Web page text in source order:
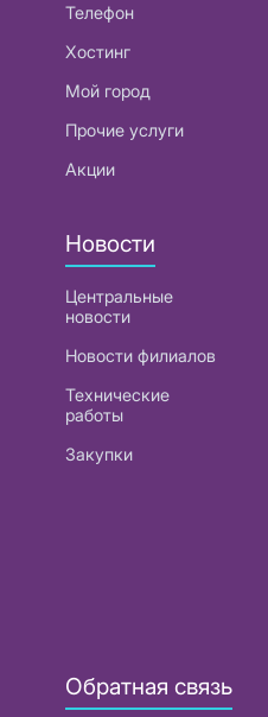
Телефон
Хостинг
Мой город
Прочие услуги
Акции
Новости
Центральные
новости
Новости филиалов
Технические
работы
Закупки
Обратная связь